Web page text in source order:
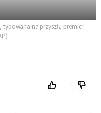
typowana na przyszłą premier